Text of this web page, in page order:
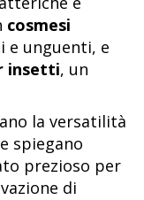
cosmesi
e unguenti, e
insetti, un
la versatilità
spiegano
prezioso per
di